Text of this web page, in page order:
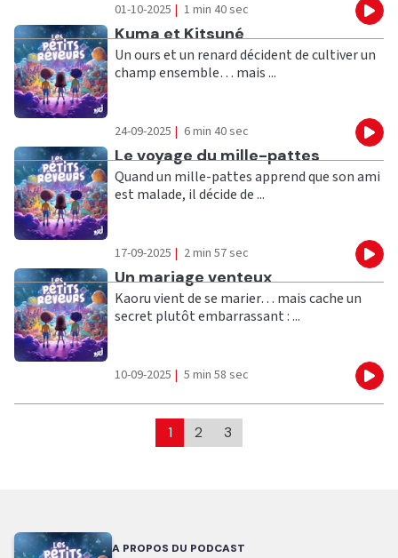
01-10-2025 | 1 min 40 sec
Ecouter
Kuma et Kitsuné
Un ours et un renard décident de cultiver un
champ ensemble… mais ...
24-09-2025 | 6 min 40 sec
Ecouter
Le voyage du mille-pattes
Quand un mille-pattes apprend que son ami
est malade, il décide de ...
17-09-2025 | 2 min 57 sec
Ecouter
Un mariage venteux
Kaoru vient de se marier… mais cache un
secret plutôt embarrassant : ...
10-09-2025 | 5 min 58 sec
1 2 3
A PROPOS DU PODCAST